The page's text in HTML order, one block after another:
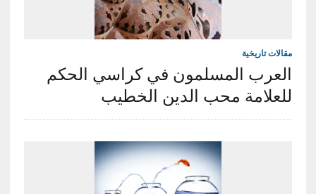
مقالات تاريخية
العرب المسلمون في كراسي الحكم
للعلامة محب الدين الخطيب